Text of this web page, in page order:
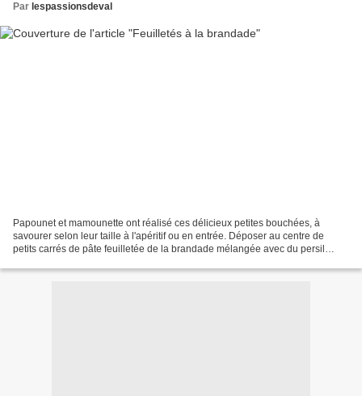
Par lespassionsdeval
Papounet et mamounette ont réalisé ces délicieux petites bouchées, à
savourer selon leur taille à l'apéritif ou en entrée. Déposer au centre de
petits carrés de pâte feuilletée de la brandade mélangée avec du persil